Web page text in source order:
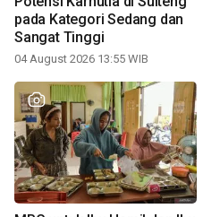
pada Kategori Sedang dan
Sangat Tinggi
04 August 2026 13:55 WIB